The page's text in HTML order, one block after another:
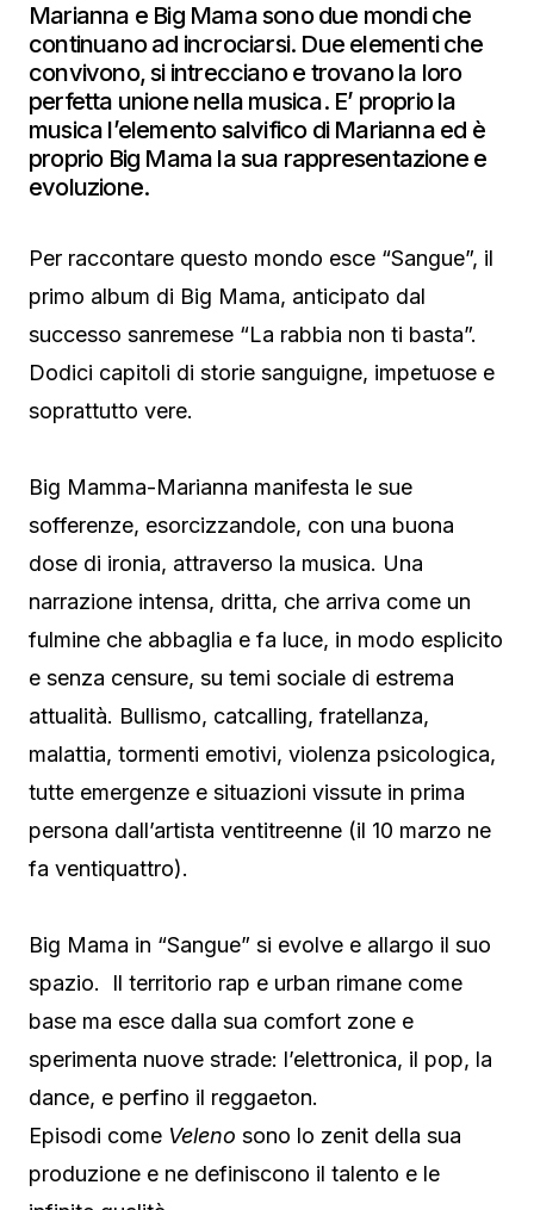
Marianna e Big Mama sono due mondi che
continuano ad incrociarsi. Due elementi che
convivono, si intrecciano e trovano la loro
perfetta unione nella musica. E’ proprio la
musica l’elemento salvifico di Marianna ed è
proprio Big Mama la sua rappresentazione e
evoluzione.
Per raccontare questo mondo esce “Sangue”, il
primo album di Big Mama, anticipato dal
successo sanremese “La rabbia non ti basta”.
Dodici capitoli di storie sanguigne, impetuose e
soprattutto vere.
Big Mamma-Marianna manifesta le sue
sofferenze, esorcizzandole, con una buona
dose di ironia, attraverso la musica. Una
narrazione intensa, dritta, che arriva come un
fulmine che abbaglia e fa luce, in modo esplicito
e senza censure, su temi sociale di estrema
attualità. Bullismo, catcalling, fratellanza,
malattia, tormenti emotivi, violenza psicologica,
tutte emergenze e situazioni vissute in prima
persona dall’artista ventitreenne (il 10 marzo ne
fa ventiquattro).
Big Mama in “Sangue” si evolve e allargo il suo
spazio. Il territorio rap e urban rimane come
base ma esce dalla sua comfort zone e
sperimenta nuove strade: l’elettronica, il pop, la
dance, e perfino il reggaeton.
Episodi come Veleno sono lo zenit della sua
produzione e ne definiscono il talento e le